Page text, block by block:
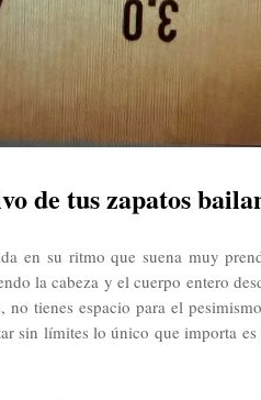
de tus zapatos
en su ritmo que suena muy
la cabeza y el cuerpo entero
no tienes espacio para el
sin límites lo único que importa